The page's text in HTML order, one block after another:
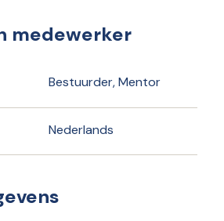
medewerker
Bestuurder, Mentor
Nederlands